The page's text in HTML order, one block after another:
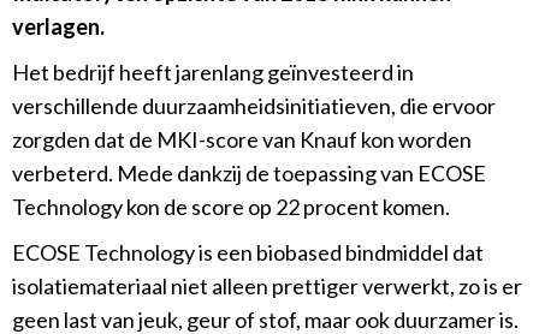
verlagen.
Het bedrijf heeft jarenlang geïnvesteerd in
verschillende duurzaamheidsinitiatieven, die ervoor
zorgden dat de MKI-score van Knauf kon worden
verbeterd. Mede dankzij de toepassing van ECOSE
Technology kon de score op 22 procent komen.
ECOSE Technology is een biobased bindmiddel dat
isolatiemateriaal niet alleen prettiger verwerkt, zo is er
geen last van jeuk, geur of stof, maar ook duurzamer is.